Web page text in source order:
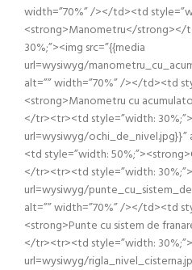
width=”70%” /></td><td
<strong>Manometru</
30%;”><img src=”{{media
url=wysiwyg/
alt=”” width=”70%” /></td><td
<strong>Manometru cu
</tr><tr><td style=”width:
url=wysiwyg/ochi_de_nivel.jpg}}”
<td style=”width:
</tr><tr><td style=”width:
url=wysiwyg/
alt=”” width=”70%” /></td><td
<strong>Punte cu sistem de
</tr><tr><td style=”width:
url=wysiwyg/